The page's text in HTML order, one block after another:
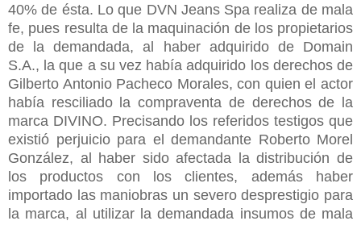
40% de ésta. Lo que DVN Jeans Spa realiza de mala
fe, pues resulta de la maquinación de los propietarios
de la demandada, al haber adquirido de Domain
S.A., la que a su vez había adquirido los derechos de
Gilberto Antonio Pacheco Morales, con quien el actor
había resciliado la compraventa de derechos de la
marca DIVINO. Precisando los referidos testigos que
existió perjuicio para el demandante Roberto Morel
González, al haber sido afectada la distribución de
los productos con los clientes, además haber
importado las maniobras un severo desprestigio para
la marca, al utilizar la demandada insumos de mala